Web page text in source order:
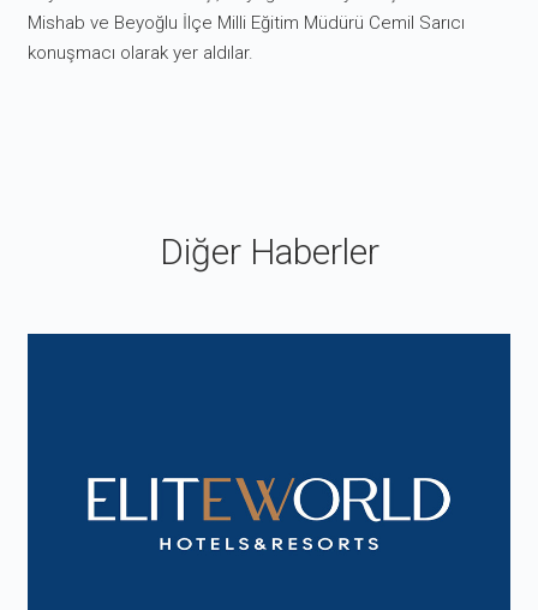
Mishab ve Beyoğlu İlçe Milli Eğitim Müdürü Cemil Sarıcı
konuşmacı olarak yer aldılar.
Diğer Haberler